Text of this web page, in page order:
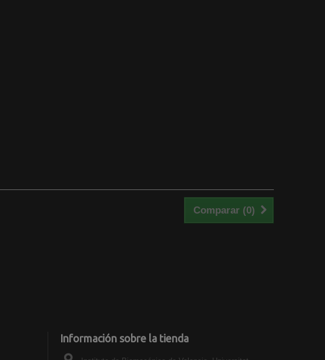
Comparar (0)
Información sobre la tienda